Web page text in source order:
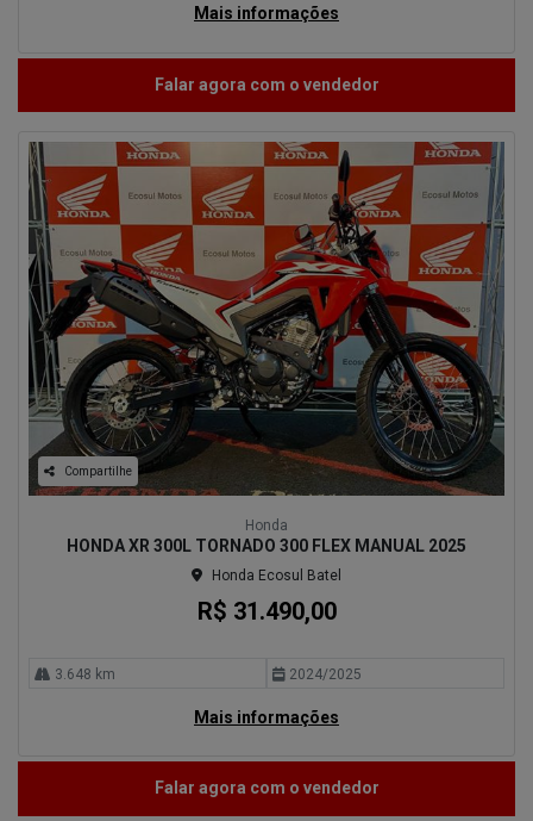
Mais informações
Falar agora com o vendedor
Compartilhe
Honda
HONDA XR 300L TORNADO 300 FLEX MANUAL 2025
Honda Ecosul Batel
R$ 31.490,00
3.648 km 2024/2025
Mais informações
Falar agora com o vendedor